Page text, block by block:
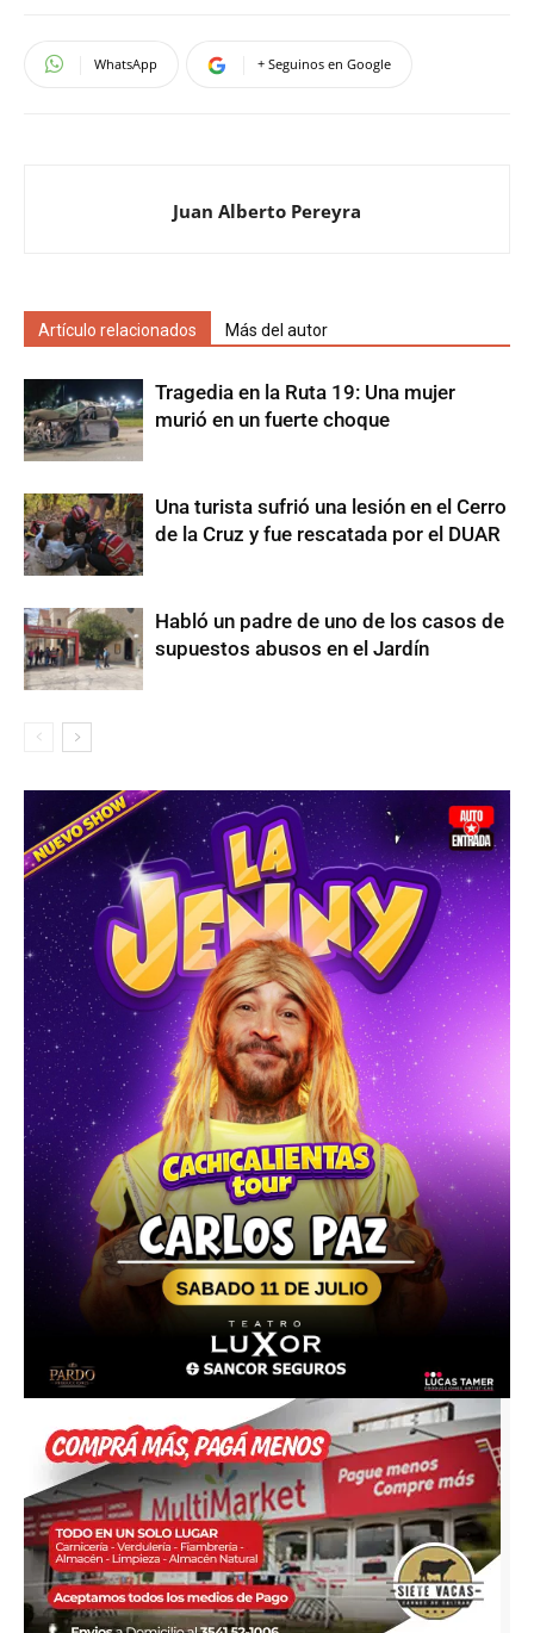
WhatsApp + Seguinos en Google
Juan Alberto Pereyra
Artículo relacionados Más del autor
Tragedia en la Ruta 19: Una mujer
murió en un fuerte choque
Una turista sufrió una lesión en el Cerro
de la Cruz y fue rescatada por el DUAR
Habló un padre de uno de los casos de
supuestos abusos en el Jardín